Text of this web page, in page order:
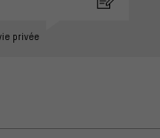
privée